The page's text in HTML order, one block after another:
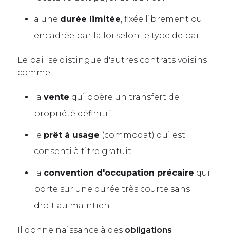
a une durée limitée, fixée librement ou
encadrée par la loi selon le type de bail
Le bail se distingue d'autres contrats voisins
comme :
la vente qui opère un transfert de
propriété définitif
le prêt à usage (commodat) qui est
consenti à titre gratuit
la convention d'occupation précaire qui
porte sur une durée très courte sans
droit au maintien
Il donne naissance à des obligations